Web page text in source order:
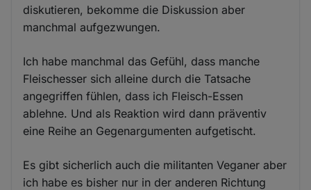
diskutieren, bekomme die Diskussion aber
manchmal aufgezwungen.
Ich habe manchmal das Gefühl, dass manche
Fleischesser sich alleine durch die Tatsache
angegriffen fühlen, dass ich Fleisch-Essen
ablehne. Und als Reaktion wird dann präventiv
eine Reihe an Gegenargumenten aufgetischt.
Es gibt sicherlich auch die militanten Veganer aber
ich habe es bisher nur in der anderen Richtung